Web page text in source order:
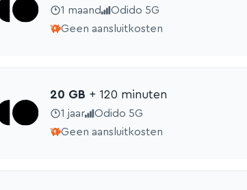
1 maand
Odido 5G
Geen aansluitkosten
20 GB + 120 minuten
1 jaar
Odido 5G
Geen aansluitkosten